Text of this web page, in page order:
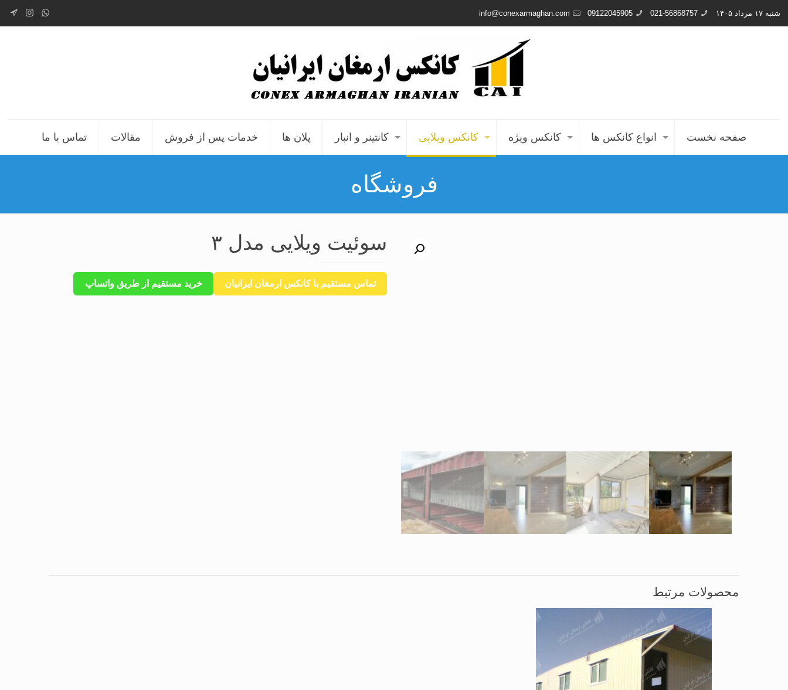
شنبه ۱۷ مرداد ۱۴۰۵ 021-56868757
09122045905
info@conexarmaghan.com
صفحه نخست انواع کانکس ها کانکس ویژه کانکس ویلایی کانتینر و انبار پلان ها خدمات پس از فروش مقالات تماس با ما
فروشگاه
سوئیت ویلایی مدل ۳
تماس مستقیم با کانکس ارمغان ایرانیان خرید مستقیم از طریق واتساپ
محصولات مرتبط